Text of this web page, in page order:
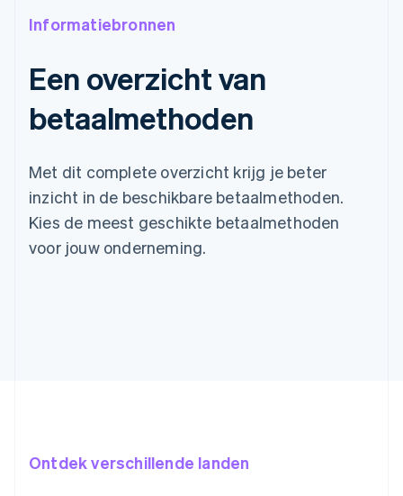
Informatiebronnen
Een overzicht van
betaalmethoden
Met dit complete overzicht krijg je beter
inzicht in de beschikbare betaalmethoden.
Kies de meest geschikte betaalmethoden
voor jouw onderneming.
Ontdek verschillende landen